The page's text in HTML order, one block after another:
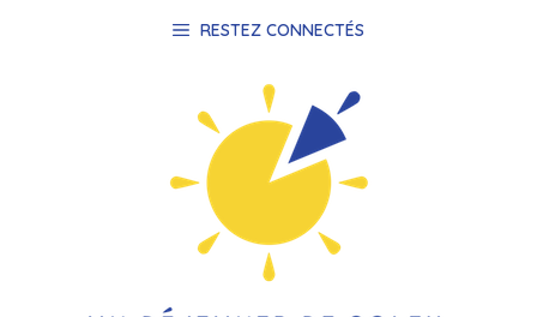
RESTEZ CONNECTÉS